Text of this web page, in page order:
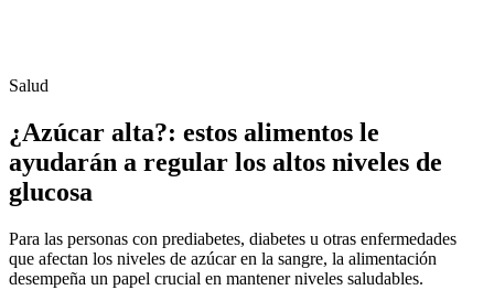
Salud
¿Azúcar alta?: estos alimentos le
ayudarán a regular los altos niveles de
glucosa
Para las personas con prediabetes, diabetes u otras enfermedades
que afectan los niveles de azúcar en la sangre, la alimentación
desempeña un papel crucial en mantener niveles saludables.